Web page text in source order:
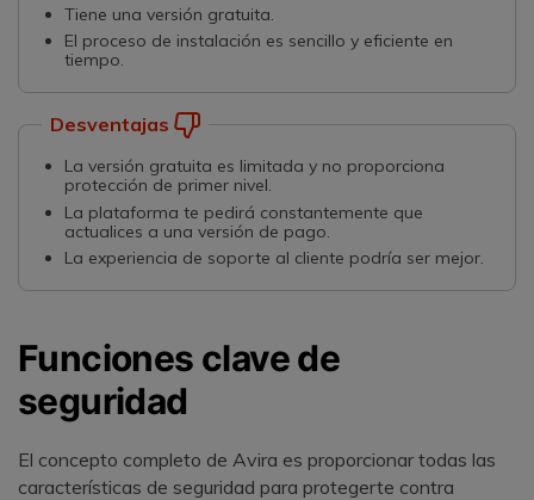
Tiene una versión gratuita.
El proceso de instalación es sencillo y eficiente en
tiempo.
Desventajas
La versión gratuita es limitada y no proporciona
protección de primer nivel.
La plataforma te pedirá constantemente que
actualices a una versión de pago.
La experiencia de soporte al cliente podría ser mejor.
Funciones clave de
seguridad
El concepto completo de Avira es proporcionar todas las
características de seguridad para protegerte contra